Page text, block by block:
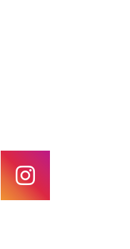
instagram